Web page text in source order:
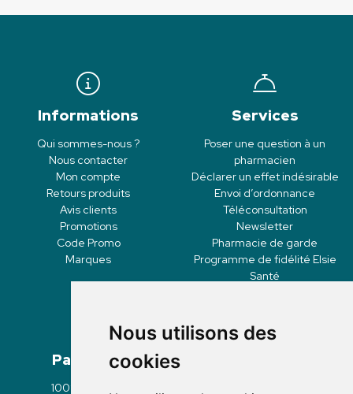
Nous utilisons des
cookies
Informations
Qui sommes-nous ?
Nous contacter
Mon compte
Retours produits
Avis clients
Promotions
Code Promo
Marques
Services
Poser une question à un
pharmacien
Déclarer un effet indésirable
Envoi d’ordonnance
Téléconsultation
Newsletter
Pharmacie de garde
Programme de fidélité Elsie
Santé
Paiement
100% sécurisé